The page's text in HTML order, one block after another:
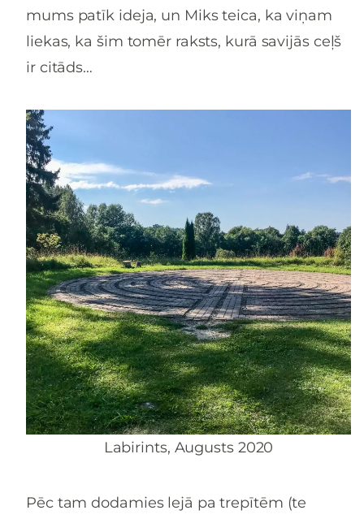
mums patīk ideja, un Miks teica, ka viņam
liekas, ka šim tomēr raksts, kurā savijās ceļš
ir citāds…
Labirints, Augusts 2020
Pēc tam dodamies lejā pa trepītēm (te